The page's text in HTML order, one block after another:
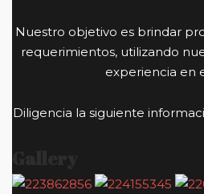
Nuestro objetivo es brindar
requerimientos, utilizando
experiencia en
Diligencia la siguiente